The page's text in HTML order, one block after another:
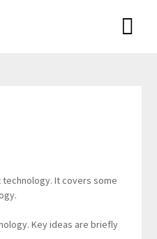
It covers some
Key ideas are briefly